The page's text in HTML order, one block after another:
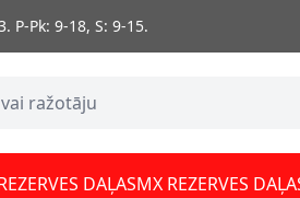
P-Pk: 9-18, S: 9-15.
DAĻASMX REZERVES